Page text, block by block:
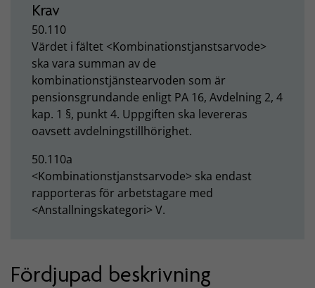
Krav
50.110
Värdet i fältet <Kombinationstjanstsarvode>
ska vara summan av de
kombinationstjänstearvoden som är
pensionsgrundande enligt PA 16, Avdelning 2, 4
kap. 1 §, punkt 4. Uppgiften ska levereras
oavsett avdelningstillhörighet.
50.110a
<Kombinationstjanstsarvode> ska endast
rapporteras för arbetstagare med
<Anstallningskategori> V.
Fördjupad beskrivning